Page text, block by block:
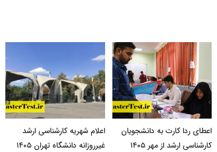
اعطای ردا کارت به دانشجویان
کارشناسی ارشد از مهر ۱۴۰۵
اعلام شهریه کارشناسی ارشد
غیرروزانه دانشگاه تهران ۱۴۰۵